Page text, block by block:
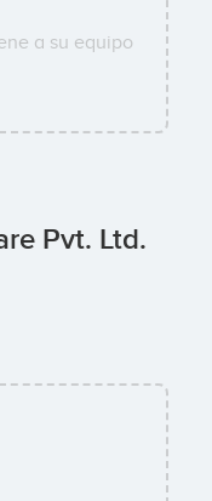
a su equipo
Pvt. Ltd.